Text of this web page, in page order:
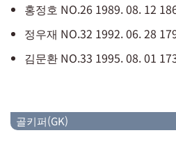
홍정호 NO.26 1989. 08. 12
정우재 NO.32 1992. 06. 28
김문환 NO.33 1995. 08. 01
골키퍼(GK)